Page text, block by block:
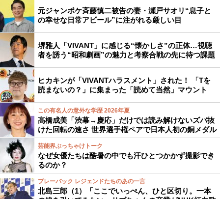
元ジャンポケ斉藤慎二被告の妻・瀬戸サオリ“息子と
の幸せな日常アピール”に注がれる厳しい目
堺雅人「VIVANT」に感じる“懐かしさ”の正体…視聴
者を誘う“昭和劇画”の魅力と考察合戦の先に待つ課題
ヒカキンが「VIVANTハラスメント」された！ 「Tを
読まないの？」に集まった「読めて当然」マウント
この有名人の意外な学歴 2026年夏
高橋成美「渋幕→慶応」だけでは読み解けないズバ抜
けた回転の速さ 世界選手権ペアで日本人初の銅メダル
芸能界ぶっちゃけトーク
なぜ女優たちは酷暑の中でも汗ひとつかかず撮影でき
るのか？
プレーバック レジェンドたちのあの一言
北島三郎（1）「ここでいっぺん、ひと区切り。一本